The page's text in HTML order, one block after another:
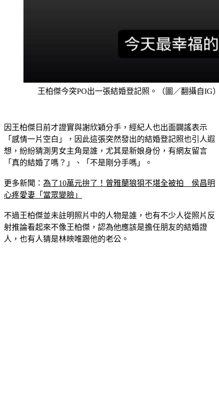
王柏傑今突PO出一張結婚登記照。（圖／翻攝自IG
因王柏傑日前才證實與謝欣穎分手，經紀人也出面闢謠表示
「感情一片空白」，因此這張突然發出的結婚登記照也引人遐
想，紛紛猜測男女主角是誰，尤其是新娘身份，有網友留言
「真的結婚了嗎？」、「不是剛分手嗎」。
更多新聞： 為了10萬元拚了！曾雅蘭狼狽不堪全被拍　侯昌明
心疼愛妻「當眾變臉」
不過王柏傑並未註明照片中的人物是誰，也有不少人從照片反
射推論看起來不像王柏傑，認為他應該是擔任朋友的結婚證
人，也有人猜是林映唯跟他的老公。